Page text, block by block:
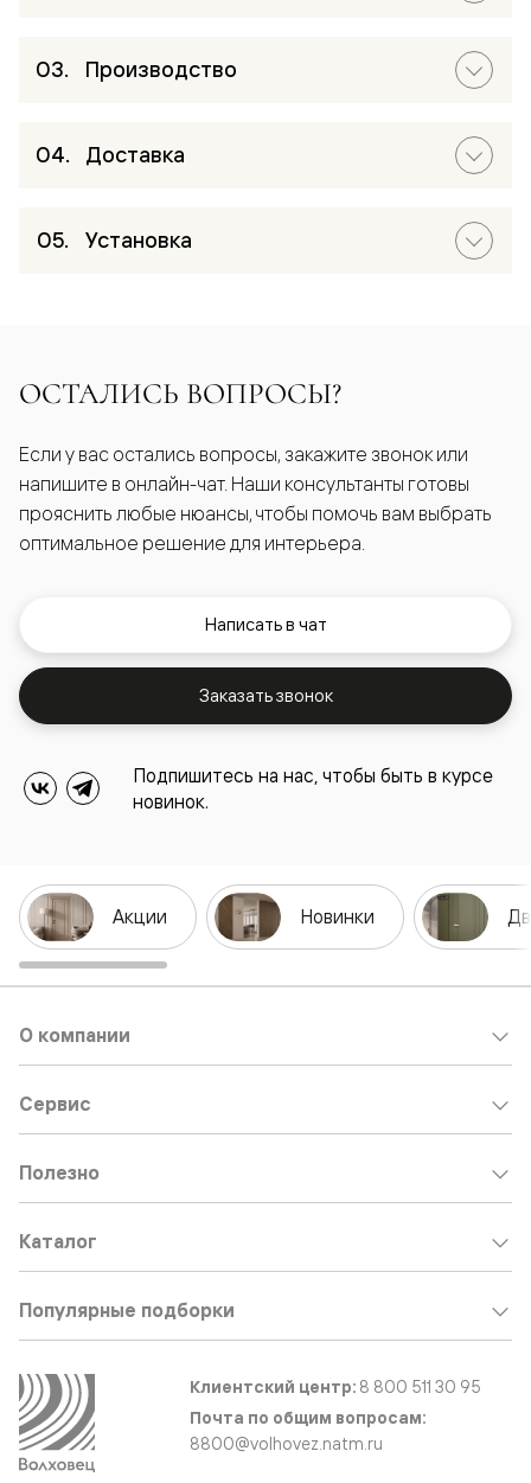
Производство
Доставка
Установка
ОСТАЛИСЬ ВОПРОСЫ?
Если у вас остались вопросы, закажите звонок или
напишите в онлайн-чат. Наши консультанты готовы
прояснить любые нюансы, чтобы помочь вам выбрать
оптимальное решение для интерьера.
Написать в чат
Заказать звонок
Подпишитесь на нас, чтобы быть в курсе
новинок.
Акции Новинки
О компании
Сервис
Полезно
Каталог
Популярные подборки
Клиентский центр: 8 800 511 30 95
Почта по общим вопросам:
8800@volhovez.natm.ru